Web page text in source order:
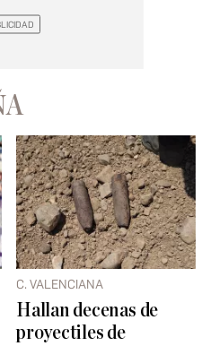
C. VALENCIANA
Hallan decenas de
proyectiles de